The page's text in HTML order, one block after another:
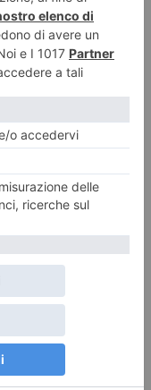
anche in
se dell’opposizione